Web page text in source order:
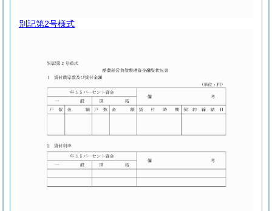
別記第2号様式